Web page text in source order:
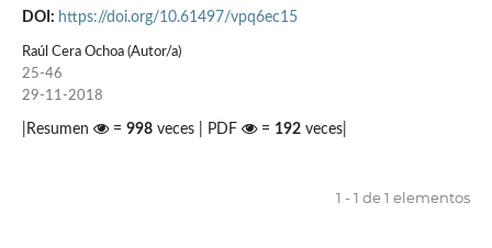
DOI: https://doi.org/10.61497/vpq6ec15
Raúl Cera Ochoa (Autor/a)
25-46
29-11-2018
|Resumen = 998veces | PDF = 192veces|
1 - 1 de 1 elementos